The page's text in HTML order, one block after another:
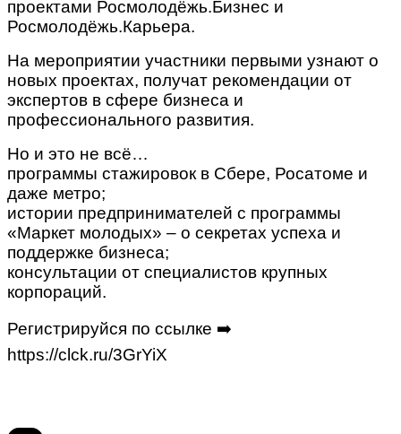
проектами Росмолодёжь.Бизнес и
Росмолодёжь.Карьера.
На мероприятии участники первыми узнают о
новых проектах, получат рекомендации от
экспертов в сфере бизнеса и
профессионального развития.
Но и это не всё…
программы стажировок в Сбере, Росатоме и
даже метро;
истории предпринимателей с программы
«Маркет молодых» – о секретах успеха и
поддержке бизнеса;
консультации от специалистов крупных
корпораций.
Регистрируйся по ссылке ➡️
https://clck.ru/3GrYiX